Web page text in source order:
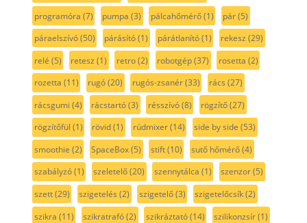
programóra (7) pumpa (3) pálcahőmérő(1) pár(5)
páraelszívó(50) párásító(1) párátlanító(1) rekesz (29)
relé (5) retesz (1) retro(2) robotgép(37) rosetta (2)
rozetta (11) rugó(20) rugós-zsanér(33) rács (27)
rácsgumi (4) rácstartó(3) résszívó(8) rögzítő(27)
rögzítőfül (1) rövid(1) rúdmixer(14) side by side (53)
smoothie (2) SpaceBox(5) stift(10) sutő hőmérő(4)
szabályzó(1) szeletelő(20) szennytálca (1) szenzor(5)
szett(29) szigetelés (2) szigetelő(3) szigetelőcsík(2)
szikra (11) szikratrafó(2) szikráztató(14) szilikonzsír(1)